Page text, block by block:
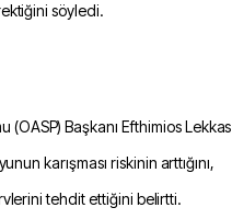
söyledi.
(OASP) Başkanı Efthimios Lekkas
karışması riskinin arttığını,
tehdit ettiğini belirtti.